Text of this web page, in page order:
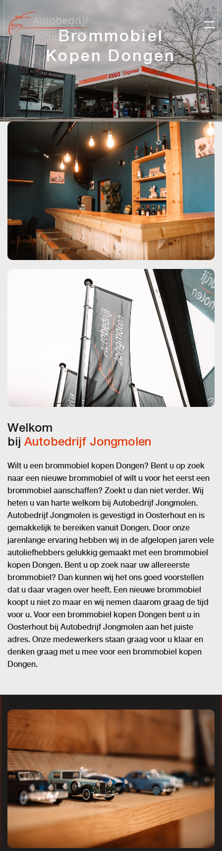
Brommobiel
Kopen Dongen
Welkom
bij Autobedrijf Jongmolen
Wilt u een brommobiel kopen Dongen? Bent u op zoek
naar een nieuwe brommobiel of wilt u voor het eerst een
brommobiel aanschaffen? Zoekt u dan niet verder. Wij
heten u van harte welkom bij Autobedrijf Jongmolen.
Autobedrijf Jongmolen is gevestigd in Oosterhout en is
gemakkelijk te bereiken vanuit Dongen. Door onze
jarenlange ervaring hebben wij in de afgelopen jaren vele
autoliefhebbers gelukkig gemaakt met een brommobiel
kopen Dongen. Bent u op zoek naar uw allereerste
brommobiel? Dan kunnen wij het ons goed voorstellen
dat u daar vragen over heeft. Een nieuwe brommobiel
koopt u niet zo maar en wij nemen daarom graag de tijd
voor u. Voor een brommobiel kopen Dongen bent u in
Oosterhout bij Autobedrijf Jongmolen aan het juiste
adres. Onze medewerkers staan graag voor u klaar en
denken graag met u mee voor een brommobiel kopen
Dongen.